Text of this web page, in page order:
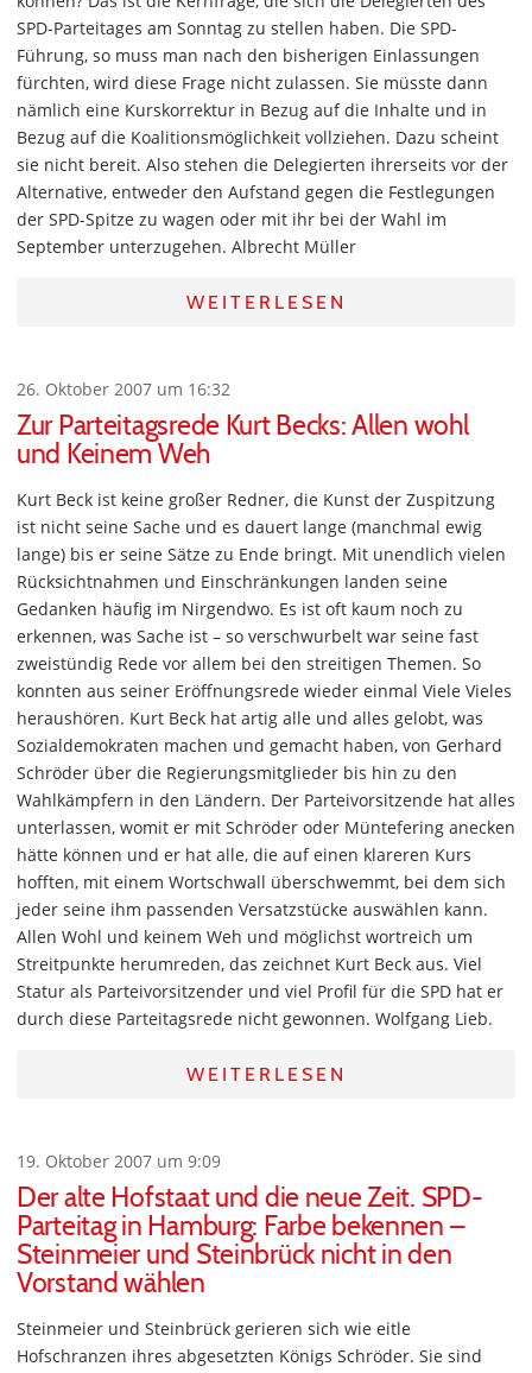
SPD-Parteitages am Sonntag zu stellen haben. Die SPD-
Führung, so muss man nach den bisherigen Einlassungen
fürchten, wird diese Frage nicht zulassen. Sie müsste dann
nämlich eine Kurskorrektur in Bezug auf die Inhalte und in
Bezug auf die Koalitionsmöglichkeit vollziehen. Dazu scheint
sie nicht bereit. Also stehen die Delegierten ihrerseits vor der
Alternative, entweder den Aufstand gegen die Festlegungen
der SPD-Spitze zu wagen oder mit ihr bei der Wahl im
September unterzugehen. Albrecht Müller
WEITERLESEN
26. Oktober 2007 um 16:32
Zur Parteitagsrede Kurt Becks: Allen wohl
und Keinem Weh
Kurt Beck ist keine großer Redner, die Kunst der Zuspitzung
ist nicht seine Sache und es dauert lange (manchmal ewig
lange) bis er seine Sätze zu Ende bringt. Mit unendlich vielen
Rücksichtnahmen und Einschränkungen landen seine
Gedanken häufig im Nirgendwo. Es ist oft kaum noch zu
erkennen, was Sache ist – so verschwurbelt war seine fast
zweistündig Rede vor allem bei den streitigen Themen. So
konnten aus seiner Eröffnungsrede wieder einmal Viele Vieles
heraushören. Kurt Beck hat artig alle und alles gelobt, was
Sozialdemokraten machen und gemacht haben, von Gerhard
Schröder über die Regierungsmitglieder bis hin zu den
Wahlkämpfern in den Ländern. Der Parteivorsitzende hat alles
unterlassen, womit er mit Schröder oder Müntefering anecken
hätte können und er hat alle, die auf einen klareren Kurs
hofften, mit einem Wortschwall überschwemmt, bei dem sich
jeder seine ihm passenden Versatzstücke auswählen kann.
Allen Wohl und keinem Weh und möglichst wortreich um
Streitpunkte herumreden, das zeichnet Kurt Beck aus. Viel
Statur als Parteivorsitzender und viel Profil für die SPD hat er
durch diese Parteitagsrede nicht gewonnen. Wolfgang Lieb.
WEITERLESEN
19. Oktober 2007 um 9:09
Der alte Hofstaat und die neue Zeit. SPD-
Parteitag in Hamburg: Farbe bekennen –
Steinmeier und Steinbrück nicht in den
Vorstand wählen
Steinmeier und Steinbrück gerieren sich wie eitle
Hofschranzen ihres abgesetzten Königs Schröder. Sie sind